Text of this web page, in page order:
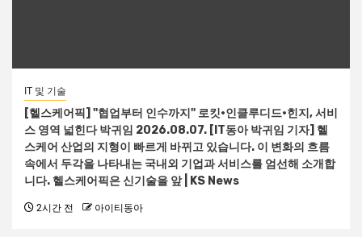
IT 및 기술
[헬스케어픽] "협업부터 인수까지" 로킷·인클루디드·힌지, 서비
스 영역 넓힌다 박귀임 2026.08.07. [IT동아 박귀임 기자] 헬
스케어 산업의 지형이 빠르게 바뀌고 있습니다. 이 변화의 흐름
속에서 두각을 나타내는 국내외 기업과 서비스를 엄선해 소개합
니다. 헬스케어픽은 신기술을 앞 | KS News
2시간 전 아이티동아